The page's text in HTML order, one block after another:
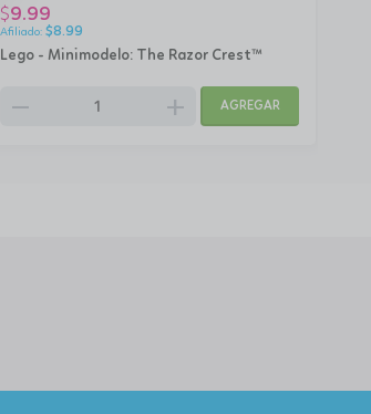
Lego - Minimodelo: The Razor Crest™
$9.99
$8.99
remove add AGREGAR